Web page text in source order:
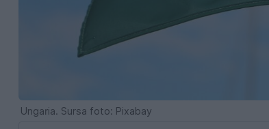
Ungaria. Sursa foto: Pixabay